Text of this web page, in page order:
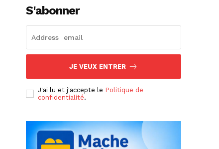
S'abonner
JE VEUX ENTRER
J'ai lu et j'accepte le Politique de
confidentialité.